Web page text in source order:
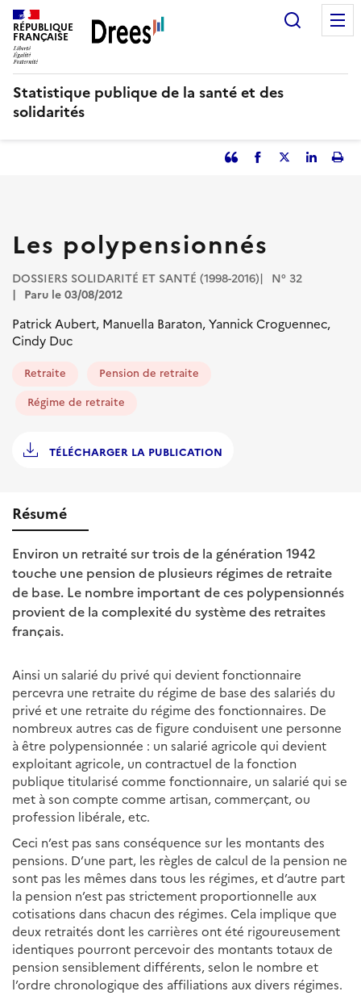
Aller
au
contenu
principal
RÉPUBLIQUE
FRANÇAISE
Statistique publique de la santé et des
solidarités
Partager
que
citation
Facebook
Partager
Partager
Les polypensionnés
DOSSIERS SOLIDARITÉ ET SANTÉ (1998-2016)
N° 32
Paru le 03/08/2012
Patrick Aubert, Manuella Baraton, Yannick Croguennec,
Cindy Duc
Retraite
Pension de retraite
Régime de retraite
TÉLÉCHARGER LA PUBLICATION
Résumé
Environ un retraité sur trois de la génération 1942
touche une pension de plusieurs régimes de retraite
de base. Le nombre important de ces polypensionnés
provient de la complexité du système des retraites
français.
Ainsi un salarié du privé qui devient fonctionnaire
percevra une retraite du régime de base des salariés du
privé et une retraite du régime des fonctionnaires. De
nombreux autres cas de figure conduisent une personne
à être polypensionnée : un salarié agricole qui devient
exploitant agricole, un contractuel de la fonction
publique titularisé comme fonctionnaire, un salarié qui se
met à son compte comme artisan, commerçant, ou
profession libérale, etc.
Ceci n’est pas sans conséquence sur les montants des
pensions. D’une part, les règles de calcul de la pension ne
sont pas les mêmes dans tous les régimes, et d’autre part
la pension n’est pas strictement proportionnelle aux
cotisations dans chacun des régimes. Cela implique que
deux retraités dont les carrières ont été rigoureusement
identiques pourront percevoir des montants totaux de
pension sensiblement différents, selon le nombre et
l’ordre chronologique des affiliations aux divers régimes.